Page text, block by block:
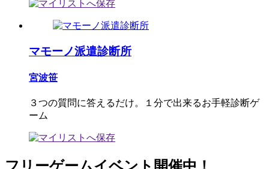
マモーノ派遣診断所
宮波笹
３つの質問に答えるだけ。１分で出来るお手軽診断ゲ
ーム